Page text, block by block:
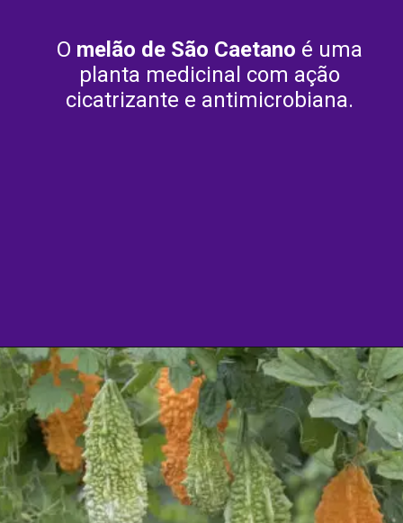
O melão de São Caetano é uma
planta medicinal com ação
cicatrizante e antimicrobiana.